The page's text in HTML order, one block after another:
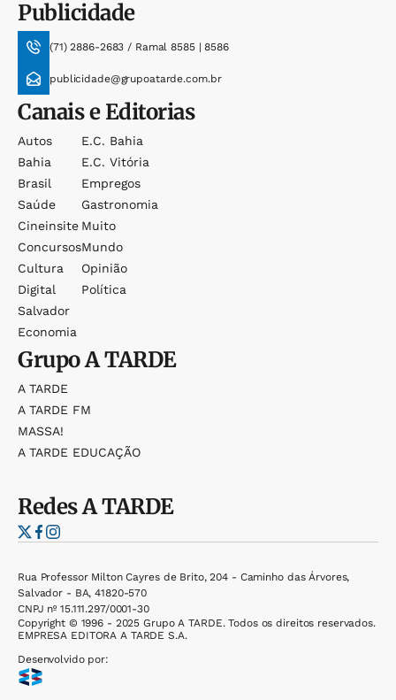
Publicidade
(71) 2886-2683 / Ramal 8585 | 8586
publicidade@grupoatarde.com.br
Canais e Editorias
Autos
Bahia
Brasil
Saúde
Cineinsite
Concursos
Cultura
Digital
Salvador
Economia
E.c. Bahia
E.c. Vitória
Empregos
Gastronomia
Muito
Mundo
Opinião
Política
GrupoA TARDE
A TARDE
A TARDE FM
MASSA!
A TARDE EDUCAÇÃO
RedesA TARDE
Rua Professor Milton Cayres de Brito, 204 - Caminho das Árvores,
Salvador - BA, 41820-570
CNPJ nº 15.111.297/0001-30
Copyright © 1996 - 2025 Grupo A TARDE. Todos os direitos reservados.
EMPRESA EDITORA A TARDE S.A.
Desenvolvido por: